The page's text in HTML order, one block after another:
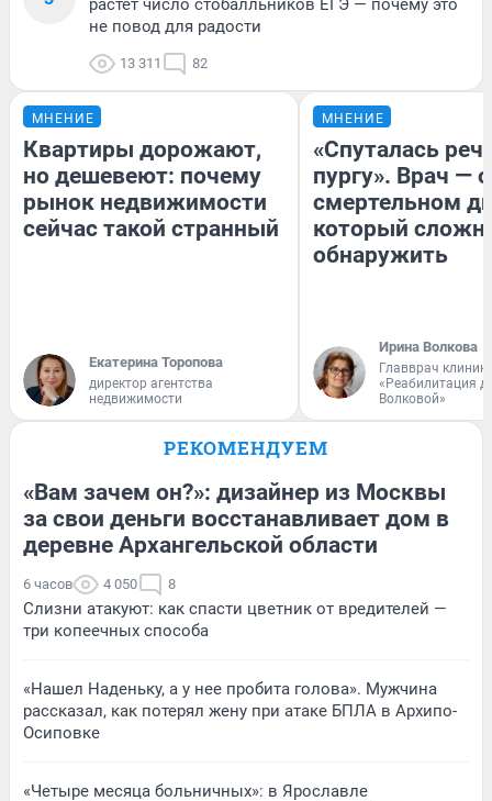
растет число стобалльников ЕГЭ — почему это
не повод для радости
13 311 82
МНЕНИЕ
Квартиры дорожают,
но дешевеют: почему
рынок недвижимости
сейчас такой странный
Екатерина Торопова
директор агентства
недвижимости
МНЕНИЕ
«Спуталась
пургу». Врач — о
смертельном
который
обнаружить
Ирина Волкова
Главврач
«Реабилитация
Волковой»
РЕКОМЕНДУЕМ
«Вам зачем он?»: дизайнер из Москвы
за свои деньги восстанавливает дом в
деревне Архангельской области
6 часов 4 050 8
Слизни атакуют: как спасти цветник от вредителей —
три копеечных способа
«Нашел Наденьку, а у нее пробита голова». Мужчина
рассказал, как потерял жену при атаке БПЛА в Архипо-
Осиповке
«Четыре месяца больничных»: в Ярославле